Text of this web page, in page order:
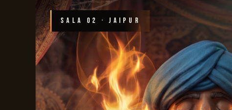
SALA 02 · JAIPUR